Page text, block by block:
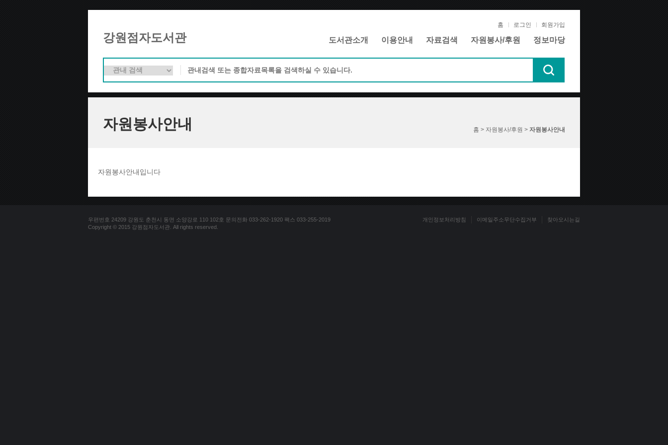
강원점자도서관
홈 로그인 회원가입
도서관소개 이용안내 자료검색 자원봉사/후원 정보마당
자원봉사안내 홈 > 자원봉사/후원 > 자원봉사안내
자원봉사안내입니다
우편번호 24209 강원도 춘천시 동면 소양강로 110 102호 문의전화 033-262-1920 팩스 033-255-2019
Copyright © 2015 강원점자도서관. All rights reserved.
개인정보처리방침 이메일주소무단수집거부 찾아오시는길